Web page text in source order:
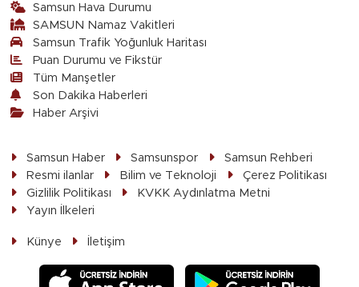
Samsun Hava Durumu
SAMSUN Namaz Vakitleri
Samsun Trafik Yoğunluk Haritası
Puan Durumu ve Fikstür
Tüm Manşetler
Son Dakika Haberleri
Haber Arşivi
Samsun Haber Samsunspor
Samsun Rehberi
Resmi ilanlar
Bilim ve Teknoloji
Çerez Politikası
Gizlilik Politikası
KVKK Aydınlatma Metni
Yayın İlkeleri
Künye İletişim